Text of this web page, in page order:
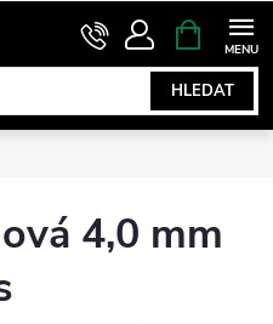
HLEDAT
NÁKUPNÍ
KOŠÍK
4,0 mm